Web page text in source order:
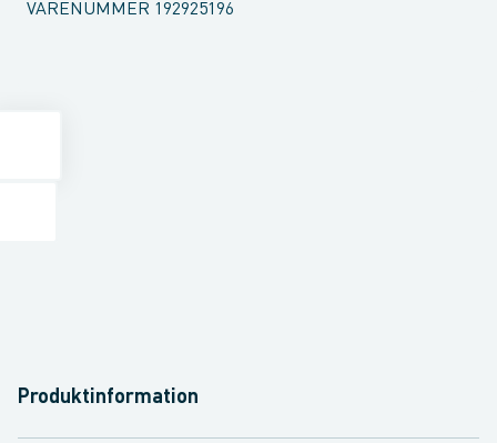
VARENUMMER 192925196
Produktinformation